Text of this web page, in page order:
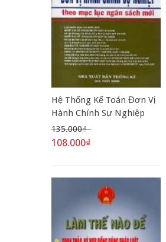
Hệ Thống Kế Toán Đơn Vị
Hành Chính Sự Nghiệp
Theo Mục Lục Ngân Sách
Mới
135.000₫
108.000₫